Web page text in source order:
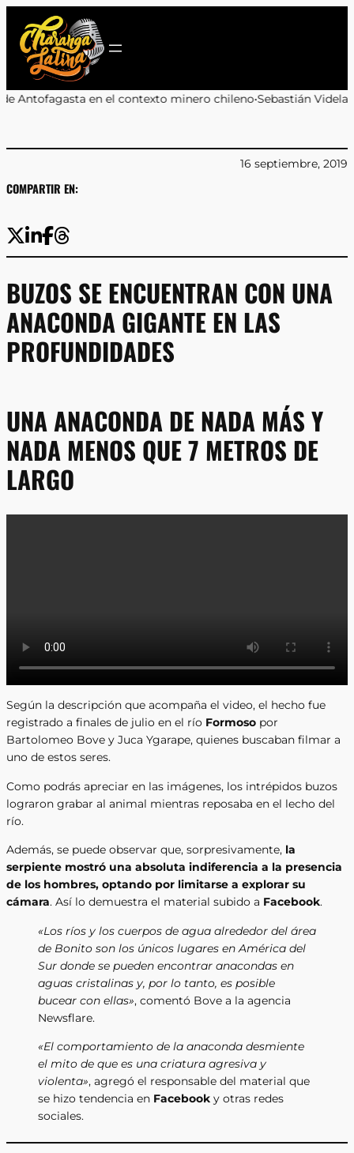
contenido
contexto minero chileno•Sebastián Videla aclara que
COMPARTIR EN:
16 septiembre, 2019
BUZOS SE ENCUENTRAN CON UNA
ANACONDA GIGANTE EN LAS
PROFUNDIDADES
UNA ANACONDA DE NADA MÁS Y
NADA MENOS QUE 7 METROS DE
LARGO
Según la descripción que acompaña el video, el hecho fue
registrado a finales de julio en el río Formoso por
Bartolomeo Bove y Juca Ygarape, quienes buscaban filmar a
uno de estos seres.
Como podrás apreciar en las imágenes, los intrépidos buzos
lograron grabar al animal mientras reposaba en el lecho del
río.
Además, se puede observar que, sorpresivamente, la
serpiente mostró una absoluta indiferencia a la presencia
de los hombres, optando por limitarse a explorar su
cámara. Así lo demuestra el material subido a Facebook.
«Los ríos y los cuerpos de agua alrededor del área
de Bonito son los únicos lugares en América del
Sur donde se pueden encontrar anacondas en
aguas cristalinas y, por lo tanto, es posible
bucear con ellas», comentó Bove a la agencia
Newsflare.
«El comportamiento de la anaconda desmiente
el mito de que es una criatura agresiva y
violenta», agregó el responsable del material que
se hizo tendencia en Facebook y otras redes
sociales.